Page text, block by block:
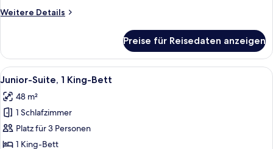
Weitere Details
Weitere
Zimmer,
1 King-
Bett
Preise für Reisedaten anzeigen
Alle
Fotos
für
Junior-
Suite,
1 King-
Ein modernes Hotelzimmer mit
4
Junior-Suite, 1 King-Bett
48 m²
1 Schlafzimmer
Platz für 3 Personen
1 King-Bett